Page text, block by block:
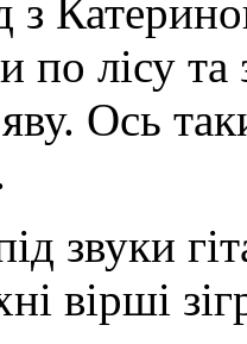
з
по лісу
Ось
звуки
вірші